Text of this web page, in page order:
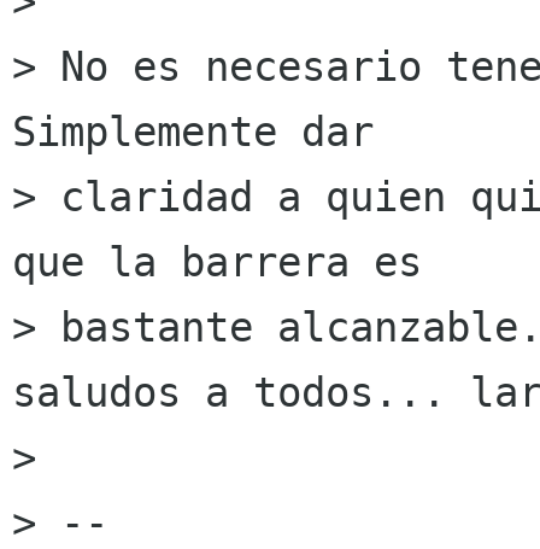
> No es necesario
Simplemente dar
> claridad a quien
que la barrera es
> bastante
saludos a todos...
>
> --